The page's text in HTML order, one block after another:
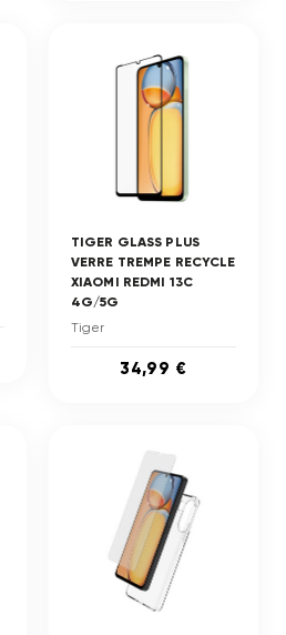
TIGER GLASS PLUS
VERRE TREMPE RECYCLE
XIAOMI REDMI 13C
4G/5G
Tiger
34,99 €